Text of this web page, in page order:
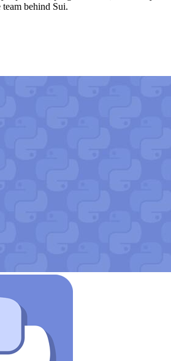
behind Sui.